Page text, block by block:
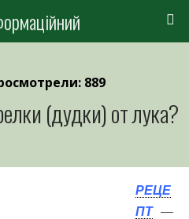
889
(дудки) от лука?
РЕЦЕ
ПТ—